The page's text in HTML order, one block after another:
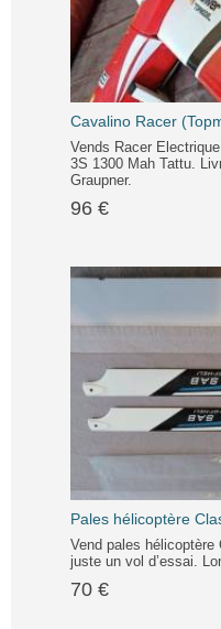
Cavalino Racer
Vends Racer
3S 1300 Mah Tattu.
Graupner.
96 €
Pales hélicoptère
Vend pales
juste un vol d’essai.
70 €